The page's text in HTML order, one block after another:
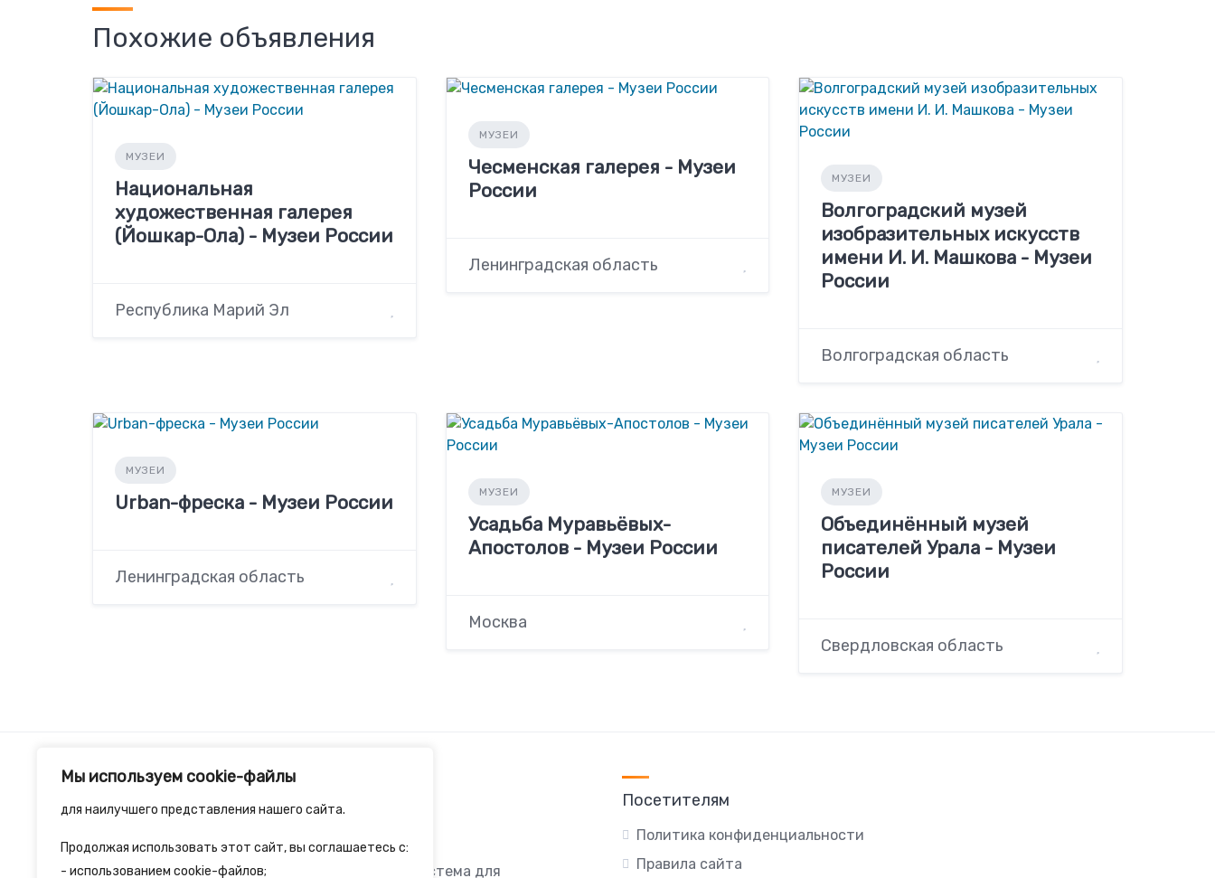
Мы используем cookie-файлы
для наилучшего представления нашего сайта.
Продолжая использовать этот сайт, вы соглашаетесь с:
- использованием cookie-файлов;
Похожие объявления
МУЗЕИ
Национальная
художественная галерея
(Йошкар-Ола) - Музеи России
Республика Марий Эл
МУЗЕИ
Чесменская галерея - Музеи
России
Ленинградская область
МУЗЕИ
Волгоградский музей
изобразительных искусств
имени И. И. Машкова - Музеи
России
Волгоградская область
МУЗЕИ
Urban-фреска - Музеи России
Ленинградская область
МУЗЕИ
Усадьба Муравьёвых-
Апостолов - Музеи России
Москва
МУЗЕИ
Объединённый музей
писателей Урала - Музеи
России
Свердловская область
2spalnika.ru — это удобная информационная система для
Посетителям
Политика конфиденциальности
Правила сайта